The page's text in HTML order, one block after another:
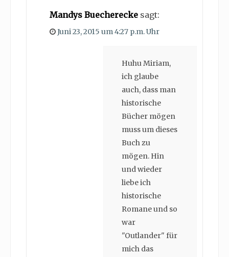
Mandys Buecherecke sagt:
Juni 23, 2015 um 4:27 p.m. Uhr
Huhu Miriam,
ich glaube
auch, dass man
historische
Bücher mögen
muss um dieses
Buch zu
mögen. Hin
und wieder
liebe ich
historische
Romane und so
war
"Outlander" für
mich das